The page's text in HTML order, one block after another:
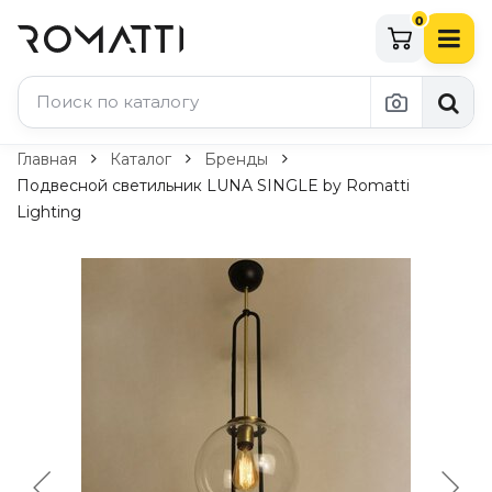
0
Каталог Romatti
Свет и освещение
Бра и настенные светильники
Комплектующие
Главная Каталог
Бренды
Подвесной светильник LUNA SINGLE by Romatti
Lighting